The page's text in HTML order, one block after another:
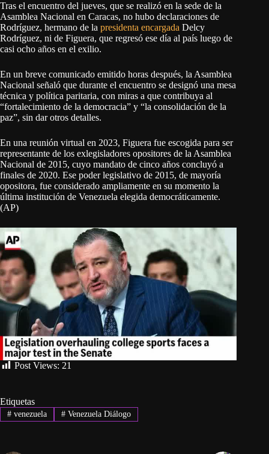
Tras el encuentro del jueves, que se realizó en la sede de la
Asamblea Nacional en Caracas, no hubo declaraciones de
Rodríguez, hermano de la presidenta encargada Delcy
Rodríguez, ni de Figuera, que regresó ese día al país luego de
casi ocho años en el exilio.
En un breve comunicado emitido horas después, la Asamblea
Nacional señaló que durante el encuentro se designó una mesa
técnica y política paritaria, con miras a que contribuya al
“fortalecimiento de la democracia” y “la consolidación de la
paz”, sin dar otros detalles.
En una reunión virtual en 2023, Figuera fue escogida para ser
representante de los exlegisladores opositores de la Asamblea
Nacional de 2015, cuyo mandato de cinco años concluyó a
finales de 2020. Ese poder legislativo de 2015, de mayoría
opositora, fue considerado ampliamente en su momento la
última institución de Venezuela elegida democráticamente.
(AP)
Post Views: 21
Etiquetas
#venezuela #Venezuela Diálogo